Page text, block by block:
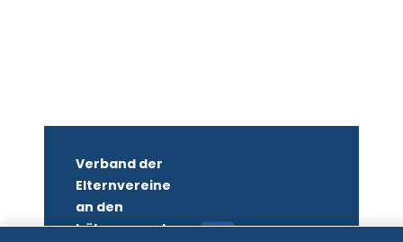
Verband der
Elternvereine
an den
höheren und